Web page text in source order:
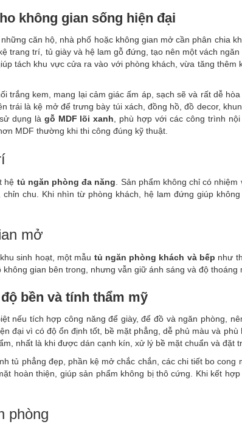
không gian sống hiện đại
căn hộ, nhà phố hoặc không gian mở cần phân chia
kệ trang trí, tủ giày và hệ lam gỗ đứng, tạo nên một vách
tách khu vực cửa ra vào với phòng khách, vừa tăng thêm
trắng kem, mang lại cảm giác ấm áp, sạch sẽ và rất dễ
trái là kệ mở để trưng bày túi xách, đồng hồ, đồ decor,
dụng là gỗ MDF lõi xanh , phù hợp với các công trình
MDF thường khi thi công đúng kỹ thuật.
hệ tủ ngăn phòng đa năng . Sản phẩm không chỉ có
chu. Khi nhìn từ phòng khách, hệ lam đứng giúp
mở
sinh hoạt, một mẫu tủ ngăn phòng khách và bếp như
gian bên trong, nhưng vẫn giữ ánh sáng và độ thoáng
bền và tính thẩm mỹ
nếu tích hợp công năng để giày, để đồ và ngăn phòng,
đại vì có độ ổn định tốt, bề mặt phẳng, dễ phủ màu và
nhất là khi được dán cạnh kín, xử lý bề mặt chuẩn và đặt
tủ phẳng đẹp, phần kệ mở chắc chắn, các chi tiết bo
hoàn thiện, giúp sản phẩm không bị thô cứng. Khi kết
phòng